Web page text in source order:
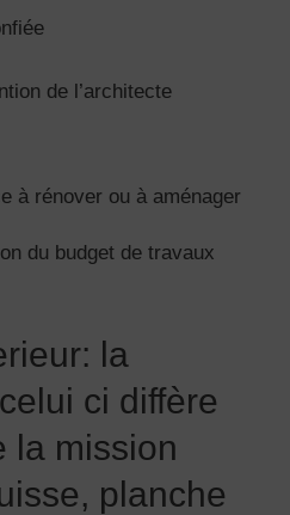
de l’architecte
à rénover ou à aménager
du budget de travaux
la
ci diffère
la mission
planche